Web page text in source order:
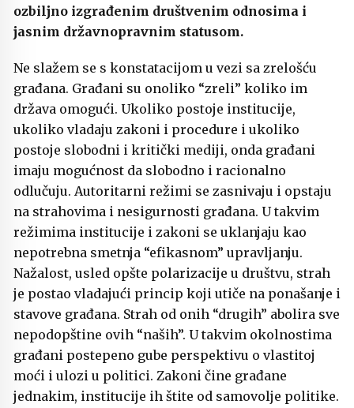
ozbiljno izgrađenim društvenim odnosima i
jasnim državnopravnim statusom.
Ne slažem se s konstatacijom u vezi sa zrelošću
građana. Građani su onoliko “zreli” koliko im
država omogući. Ukoliko postoje institucije,
ukoliko vladaju zakoni i procedure i ukoliko
postoje slobodni i kritički mediji, onda građani
imaju mogućnost da slobodno i racionalno
odlučuju. Autoritarni režimi se zasnivaju i opstaju
na strahovima i nesigurnosti građana. U takvim
režimima institucije i zakoni se uklanjaju kao
nepotrebna smetnja “efikasnom” upravljanju.
Nažalost, usled opšte polarizacije u društvu, strah
je postao vladajući princip koji utiče na ponašanje i
stavove građana. Strah od onih “drugih” abolira sve
nepodopštine ovih “naših”. U takvim okolnostima
građani postepeno gube perspektivu o vlastitoj
moći i ulozi u politici. Zakoni čine građane
jednakim, institucije ih štite od samovolje politike.